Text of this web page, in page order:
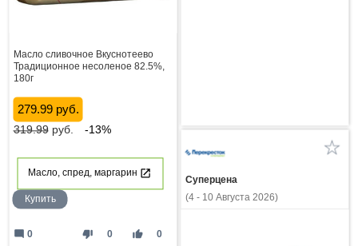
Масло сливочное Вкуснотеево
Традиционное несоленое 82.5%,
180г
279.99 руб.
319.99руб. -13%
Масло, спред, маргарин
Купить
thumb_down 0 thumb_up 0
mode_comment 0
Суперцена
(4 - 10 Августа 2026)